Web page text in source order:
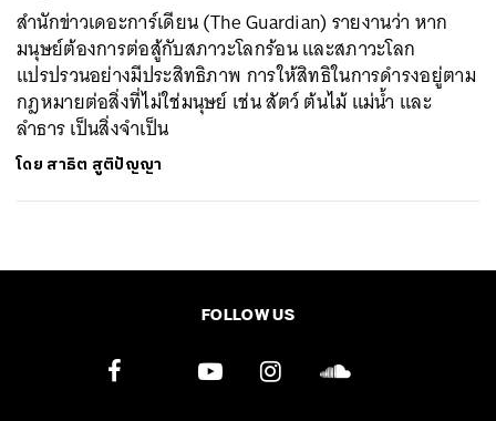
สำนักข่าวเดอะการ์เดียน (The Guardian) รายงานว่า หาก
มนุษย์ต้องการต่อสู้กับสภาวะโลกร้อน และสภาวะโลก
แปรปรวนอย่างมีประสิทธิภาพ การให้สิทธิในการดำรงอยู่ตาม
กฎหมายต่อสิ่งที่ไม่ใช่มนุษย์ เช่น สัตว์ ต้นไม้ แม่น้ำ และ
ลำธาร เป็นสิ่งจำเป็น
โดย สาธิต สูติปัญญา
FOLLOW US